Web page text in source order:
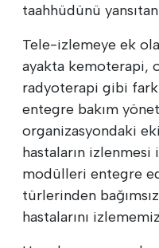
taahhüdünü
Tele-izlemeye ek
ayakta kemoterapi,
radyoterapi gibi
entegre bakım
organizasyondaki
hastaların
modülleri entegre
türlerinden
hastalarını